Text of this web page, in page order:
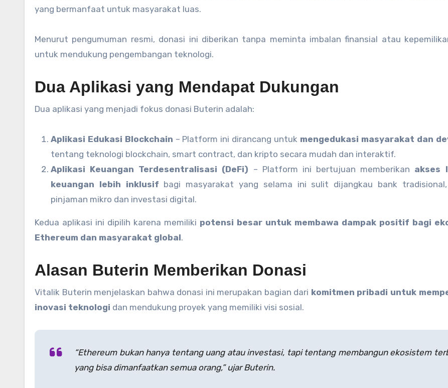
yang bermanfaat untuk masyarakat luas.
Menurut pengumuman resmi, donasi ini diberikan tanpa meminta imbalan finansial atau
untuk mendukung pengembangan teknologi.
Dua Aplikasi yang Mendapat Dukungan
Dua aplikasi yang menjadi fokus donasi Buterin adalah:
Aplikasi Edukasi Blockchain – Platform ini dirancang untuk mengedukasi masyarakat dan
tentang teknologi blockchain, smart contract, dan kripto secara mudah dan interaktif.
Aplikasi Keuangan Terdesentralisasi (DeFi) – Platform ini bertujuan memberikan akses
keuangan lebih inklusif bagi masyarakat yang selama ini sulit dijangkau bank
pinjaman mikro dan investasi digital.
Kedua aplikasi ini dipilih karena memiliki potensi besar untuk membawa dampak positif bagi
Ethereum dan masyarakat global.
Alasan Buterin Memberikan Donasi
Vitalik Buterin menjelaskan bahwa donasi ini merupakan bagian dari komitmen pribadi untuk
inovasi teknologi dan mendukung proyek yang memiliki visi sosial.
“Ethereum bukan hanya tentang uang atau investasi, tapi tentang membangun ekosistem
yang bisa dimanfaatkan semua orang,” ujar Buterin.